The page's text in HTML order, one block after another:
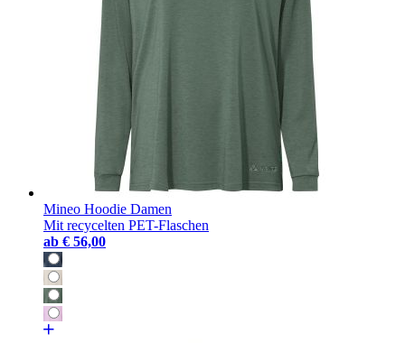
Mineo Hoodie Damen
Mit recycelten PET-Flaschen
ab € 56,00